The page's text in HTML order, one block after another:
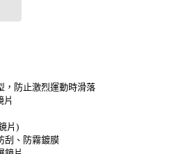
，防止激烈運動時滑落
片
片)
刮、防霧鍍膜